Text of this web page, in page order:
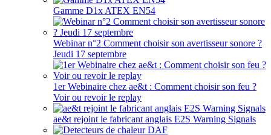
Gamme D1x ATEX EN54
Webinar n°2 Comment choisir son avertisseur sonore ?
Jeudi 17 septembre
1er Webinaire chez ae&t : Comment choisir son feu ?
Voir ou revoir le replay
ae&t rejoint le fabricant anglais E2S Warning Signals